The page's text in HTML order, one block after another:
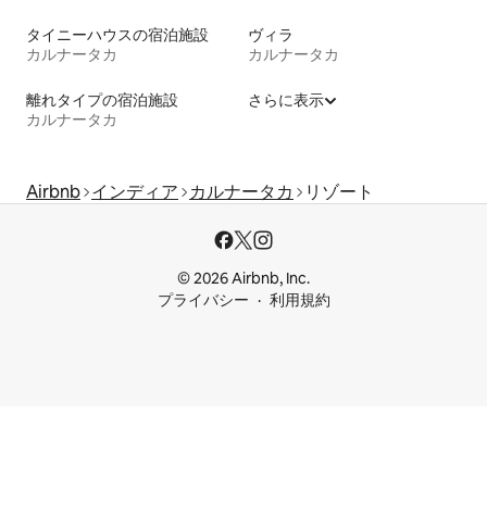
タイニーハウスの宿泊施設
カルナータカ
ヴィラ
カルナータカ
離れタイプの宿泊施設
カルナータカ
さらに表示
Airbnb インディア カルナータカ リゾート
© 2026 Airbnb, Inc.
プライバシー
利用規約